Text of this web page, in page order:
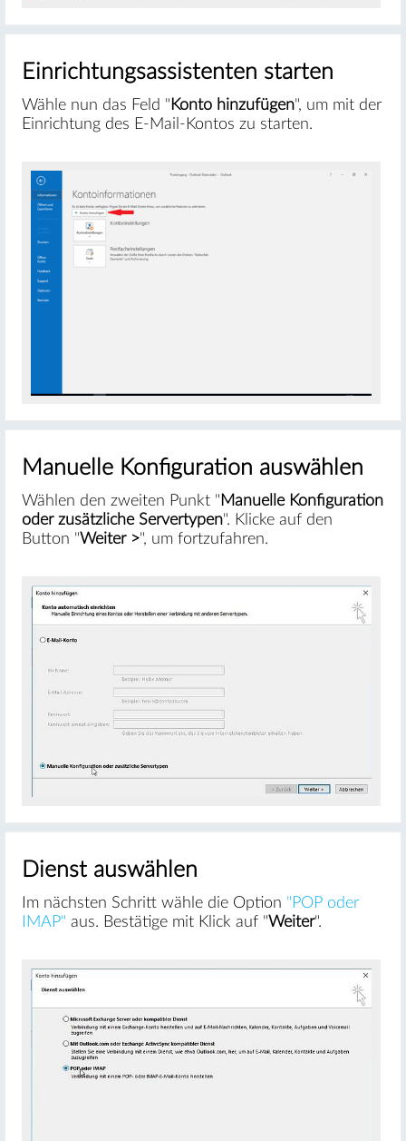
Einrichtungsassistenten starten
Wähle nun das Feld " Konto hinzufügen", um mit der
Einrichtung des E-Mail-Kontos zu starten.
Manuelle Konfiguration auswählen
Wählen den zweiten Punkt " Manuelle Konfiguration
oder zusätzliche Servertypen". Klicke auf den
Button "Weiter >", um fortzufahren.
Dienst auswählen
Im nächsten Schritt wähle die Option "POP oder
IMAP" aus. Bestätige mit Klick auf "Weiter".